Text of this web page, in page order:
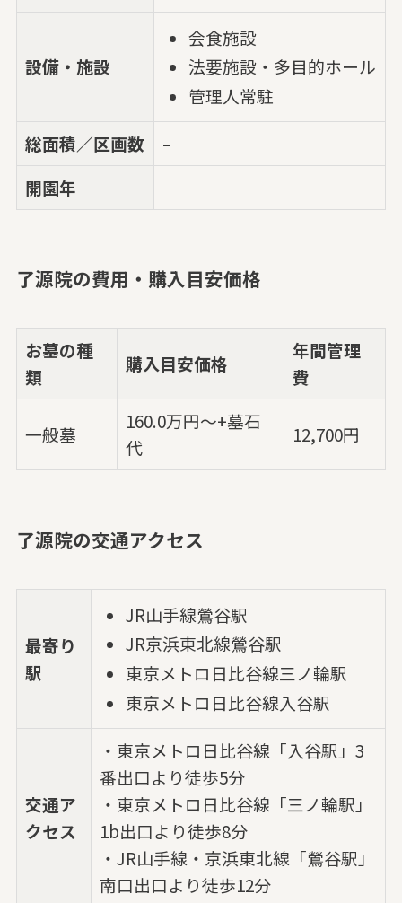
設備・施設
会食施設
法要施設・多目的ホール
管理人常駐
総面積／区画数
–
開園年
了源院の費用・購入目安価格
お墓の種
類
購入目安価格
年間管理
費
一般墓
160.0万円～+墓石
代
12,700円
了源院の交通アクセス
最寄り
駅
JR山手線鶯谷駅
JR京浜東北線鶯谷駅
東京メトロ日比谷線三ノ輪駅
東京メトロ日比谷線入谷駅
交通ア
クセス
・東京メトロ日比谷線「入谷駅」3
番出口より徒歩5分
・東京メトロ日比谷線「三ノ輪駅」
1b出口より徒歩8分
・JR山手線・京浜東北線「鶯谷駅」
南口出口より徒歩12分